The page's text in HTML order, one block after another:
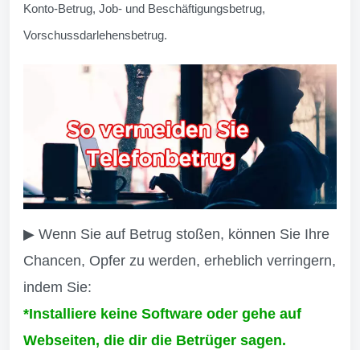
Konto-Betrug, Job- und Beschäftigungsbetrug,
Vorschussdarlehensbetrug.
▶ Wenn Sie auf Betrug stoßen, können Sie Ihre
Chancen, Opfer zu werden, erheblich verringern,
indem Sie:
*Installiere keine Software oder gehe auf
Webseiten, die dir die Betrüger sagen.